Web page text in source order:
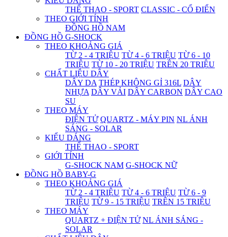
THỂ THAO - SPORT CLASSIC - CỔ ĐIỂN
THEO GIỚI TÍNH
ĐỒNG HỒ NAM
ĐỒNG HỒ G-SHOCK
THEO KHOẢNG GIÁ
TỪ 2 - 4 TRIỆU TỪ 4 - 6 TRIỆU TỪ 6 - 10
TRIỆU TỪ 10 - 20 TRIỆU TRÊN 20 TRIỆU
CHẤT LIỆU DÂY
DÂY DA THÉP KHÔNG GỈ 316L DÂY
NHỰA DÂY VẢI DÂY CARBON DÂY CAO
SU
THEO MÁY
ĐIỆN TỬ QUARTZ - MÁY PIN NL ÁNH
SÁNG - SOLAR
KIỂU DÁNG
THỂ THAO - SPORT
GIỚI TÍNH
G-SHOCK NAM G-SHOCK NỮ
ĐỒNG HỒ BABY-G
THEO KHOẢNG GIÁ
TỪ 2 - 4 TRIỆU TỪ 4 - 6 TRIỆU TỪ 6 - 9
TRIỆU TỪ 9 - 15 TRIỆU TRÊN 15 TRIỆU
THEO MÁY
QUARTZ + ĐIỆN TỬ NL ÁNH SÁNG -
SOLAR